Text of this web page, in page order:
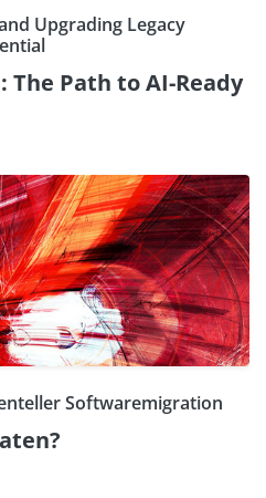
Upgrading Legacy
The Path to AI-Ready
Softwaremigration